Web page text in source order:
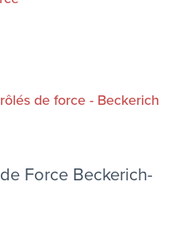
de force - Beckerich
Force Beckerich-